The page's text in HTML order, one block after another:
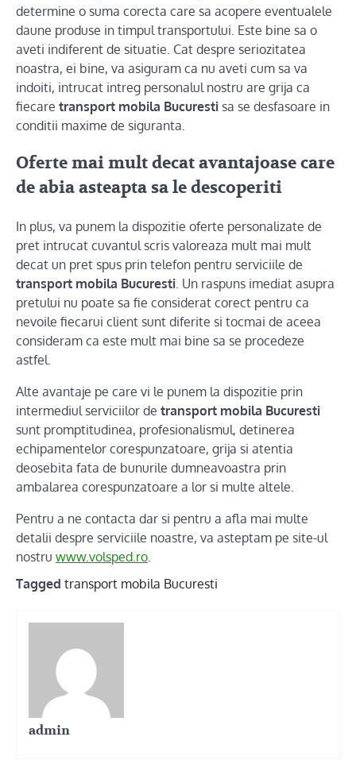
determine o suma corecta care sa acopere eventualele
daune produse in timpul transportului. Este bine sa o
aveti indiferent de situatie. Cat despre seriozitatea
noastra, ei bine, va asiguram ca nu aveti cum sa va
indoiti, intrucat intreg personalul nostru are grija ca
fiecare transport mobila Bucuresti sa se desfasoare in
conditii maxime de siguranta.
Oferte mai mult decat avantajoase care
de abia asteapta sa le descoperiti
In plus, va punem la dispozitie oferte personalizate de
pret intrucat cuvantul scris valoreaza mult mai mult
decat un pret spus prin telefon pentru serviciile de
transport mobila Bucuresti. Un raspuns imediat asupra
pretului nu poate sa fie considerat corect pentru ca
nevoile fiecarui client sunt diferite si tocmai de aceea
consideram ca este mult mai bine sa se procedeze
astfel.
Alte avantaje pe care vi le punem la dispozitie prin
intermediul serviciilor de transport mobila Bucuresti
sunt promptitudinea, profesionalismul, detinerea
echipamentelor corespunzatoare, grija si atentia
deosebita fata de bunurile dumneavoastra prin
ambalarea corespunzatoare a lor si multe altele.
Pentru a ne contacta dar si pentru a afla mai multe
detalii despre serviciile noastre, va asteptam pe site-ul
nostru www.volsped.ro.
Tagged transport mobila Bucuresti
admin